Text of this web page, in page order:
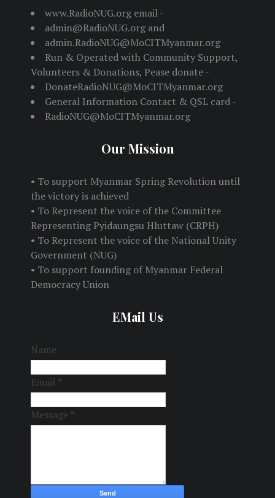
www.RadioNUG.org email -
admin@RadioNUG.org and
admin.RadioNUG@MoCITMyanmar.org
Run & Operated with Community Support,
Volunteers & Donations, Pease donate -
DonateRadioNUG@MoCITMyanmar.org
General Information Contact & QSL card -
RadioNUG@MoCITMyanmar.org
Our Mission
• To support Myanmar Spring Revolution until
the victory is achieved
• To Represent the voice of the Committee
Representing Pyidaungsu Hluttaw (CRPH)
• To Represent the voice of the National Unity
Government (NUG)
• To support founding of Myanmar Federal
Democracy Union
EMail Us
Name
Email *
Message *